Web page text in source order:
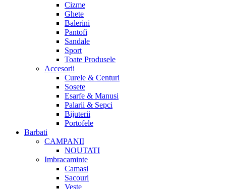
Cizme
Ghete
Balerini
Pantofi
Sandale
Sport
Toate Produsele
Accesorii
Curele & Centuri
Sosete
Esarfe & Manusi
Palarii & Sepci
Bijuterii
Portofele
Barbati
CAMPANII
NOUTATI
Imbracaminte
Camasi
Sacouri
Veste